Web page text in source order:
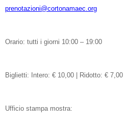
prenotazioni@cortonamaec.org
Orario: tutti i giorni 10:00 – 19:00
Biglietti: Intero: € 10,00 | Ridotto: € 7,00
Ufficio stampa mostra: